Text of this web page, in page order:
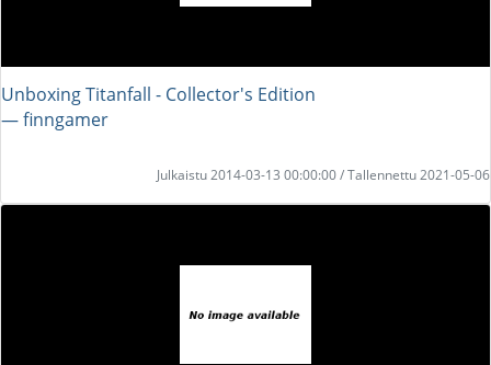
Unboxing Titanfall - Collector's Edition
― finngamer
Julkaistu 2014-03-13 00:00:00 / Tallennettu 2021-05-06